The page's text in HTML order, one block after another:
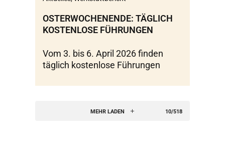
OSTERWOCHENENDE: TÄGLICH
KOSTENLOSE FÜHRUNGEN
Vom 3. bis 6. April 2026 finden
täglich kostenlose Führungen
MEHR LADEN 10/518